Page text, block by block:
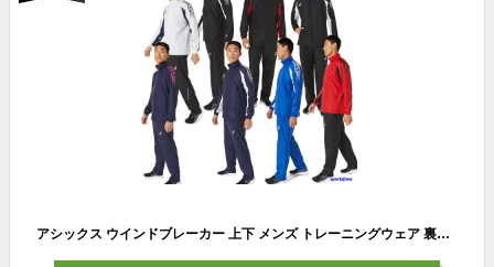
アシックス ウインドブレーカー 上下 メンズ トレーニングウェア 裏起毛 2031D535 2031D536 防風 防寒 保温 チーム 上下セット セットアップ ズボン パンツ スポーツ ランニング スポーツウェア ウエア 部活